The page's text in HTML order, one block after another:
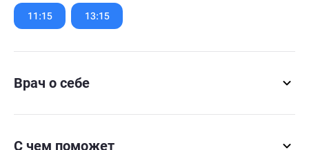
of
6
11:15 13:15
Врач о себе
С чем поможет